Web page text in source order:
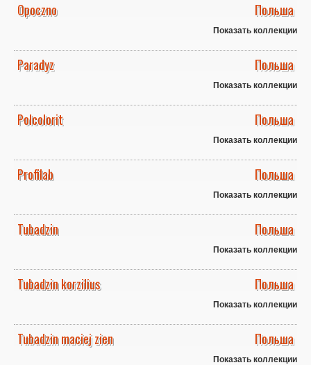
Opoczno Польша
Показать коллекции
Paradyz Польша
Показать коллекции
Polcolorit Польша
Показать коллекции
Profilab Польша
Показать коллекции
Tubadzin Польша
Показать коллекции
Tubadzin korzilius Польша
Показать коллекции
Tubadzin maciej zien Польша
Показать коллекции